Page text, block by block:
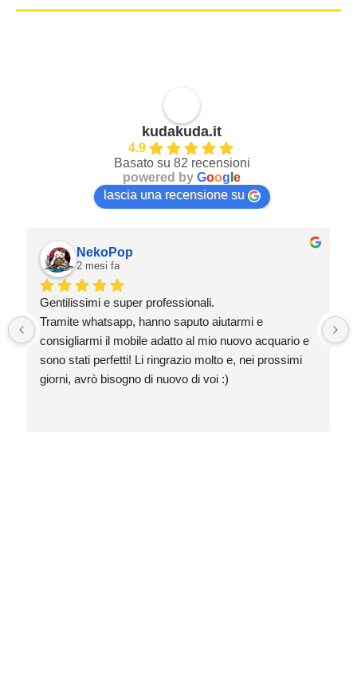
kudakuda.it
4.9
Basato su 82 recensioni
powered by Goog e
lascia una recensione su
NekoPop
2 mesi fa
Gentilissimi e super professionali.
Tramite whatsapp, hanno saputo aiutarmi e
consigliarmi il mobile adatto al mio nuovo acquario e
sono stati perfetti! Li ringrazio molto e, nei prossimi
giorni, avrò bisogno di nuovo di voi :)